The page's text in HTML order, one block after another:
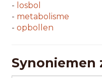
- losbol
- metabolisme
- opbollen
Synoniemen